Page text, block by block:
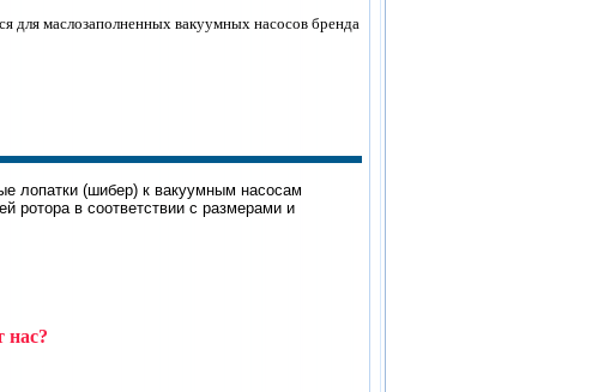
для маслозаполненных вакуумных насосов бренда
лопатки (шибер) к вакуумным насосам
ротора в соответствии с размерами и